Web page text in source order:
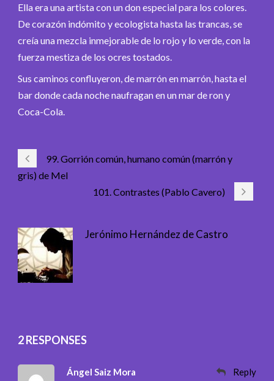
Ella era una artista con un don especial para los colores.
De corazón indómito y ecologista hasta las trancas, se
creía una mezcla inmejorable de lo rojo y lo verde, con la
fuerza mestiza de los ocres tostados.
Sus caminos confluyeron, de marrón en marrón, hasta el
bar donde cada noche naufragan en un mar de ron y
Coca-Cola.
99. Gorrión común, humano común (marrón y
gris) de Mel
101. Contrastes (Pablo Cavero)
Jerónimo Hernández de Castro
2 RESPONSES
Ángel Saiz Mora Reply